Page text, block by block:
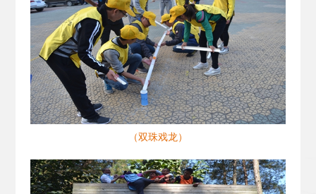
（双珠戏龙）